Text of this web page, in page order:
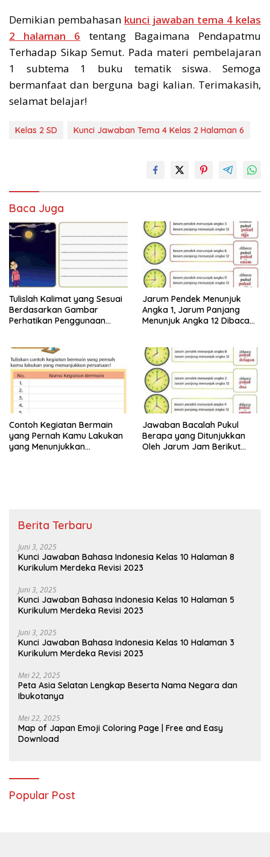
Demikian pembahasan kunci jawaban tema 4 kelas
2 halaman 6 tentang Bagaimana Pendapatmu
Terhadap Sikap Semut. Pada materi pembelajaran
1 subtema 1 buku tematik siswa. Semoga
bermanfaat dan berguna bagi kalian. Terimakasih,
selamat belajar!
Kelas 2 SD Kunci Jawaban Tema 4 Kelas 2 Halaman 6
Baca Juga
Tulislah Kalimat yang Sesuai
Berdasarkan Gambar
Perhatikan Penggunaan
Halaman 28 29
Jarum Pendek Menunjuk
Angka 1, Jarum Panjang
Menunjuk Angka 12 Dibaca
Contoh Kegiatan Bermain
yang Pernah Kamu Lakukan
yang Menunjukkan
Jawaban Bacalah Pukul
Berapa yang Ditunjukkan
Oleh Jarum Jam Berikut
Berita Terbaru
Juni 3, 2025
Kunci Jawaban Bahasa Indonesia Kelas 10 Halaman 8
Kurikulum Merdeka Revisi 2023
Juni 3, 2025
Kunci Jawaban Bahasa Indonesia Kelas 10 Halaman 5
Kurikulum Merdeka Revisi 2023
Juni 3, 2025
Kunci Jawaban Bahasa Indonesia Kelas 10 Halaman 3
Kurikulum Merdeka Revisi 2023
Mei 22, 2025
Peta Asia Selatan Lengkap Beserta Nama Negara dan
Ibukotanya
Mei 22, 2025
Map of Japan Emoji Coloring Page | Free and Easy
Download
Popular Post